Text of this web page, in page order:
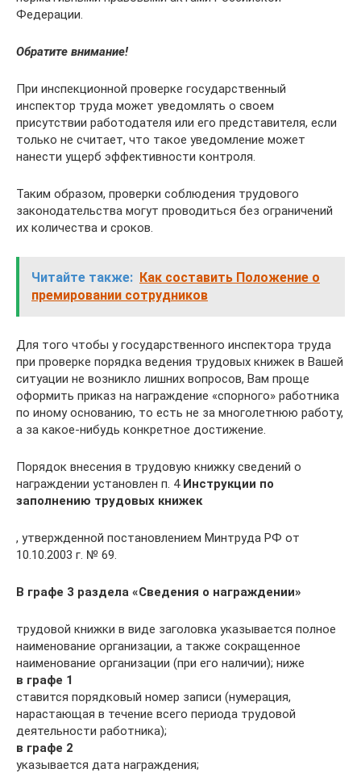
Федерации.
Обратите внимание!
При инспекционной проверке государственный
инспектор труда может уведомлять о своем
присутствии работодателя или его представителя, если
только не считает, что такое уведомление может
нанести ущерб эффективности контроля.
Таким образом, проверки соблюдения трудового
законодательства могут проводиться без ограничений
их количества и сроков.
Читайте также: Как составить Положение о
премировании сотрудников
Для того чтобы у государственного инспектора труда
при проверке порядка ведения трудовых книжек в Вашей
ситуации не возникло лишних вопросов, Вам проще
оформить приказ на награждение «спорного» работника
по иному основанию, то есть не за многолетнюю работу,
а за какое-нибудь конкретное достижение.
Порядок внесения в трудовую книжку сведений о
награждении установлен п. 4 Инструкции по
заполнению трудовых книжек
, утвержденной постановлением Минтруда РФ от
10.10.2003 г. № 69.
В графе 3 раздела «Сведения о награждении»
трудовой книжки в виде заголовка указывается полное
наименование организации, а также сокращенное
наименование организации (при его наличии); ниже
в графе 1
ставится порядковый номер записи (нумерация,
нарастающая в течение всего периода трудовой
деятельности работника);
в графе 2
указывается дата награждения;